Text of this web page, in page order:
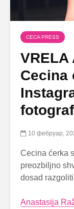
CECA PRESS
VRELA
Cecina
10 фебруар,
Cecina ćerka
preozbiljno
dosad
Anastasija